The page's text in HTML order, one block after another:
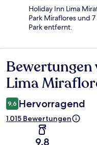
Holiday Inn Lima
Park Miraflores und
Park entfernt.
Bewertungen
Lima
9,6 Hervorragend
1.015 Bewertungen
9,8